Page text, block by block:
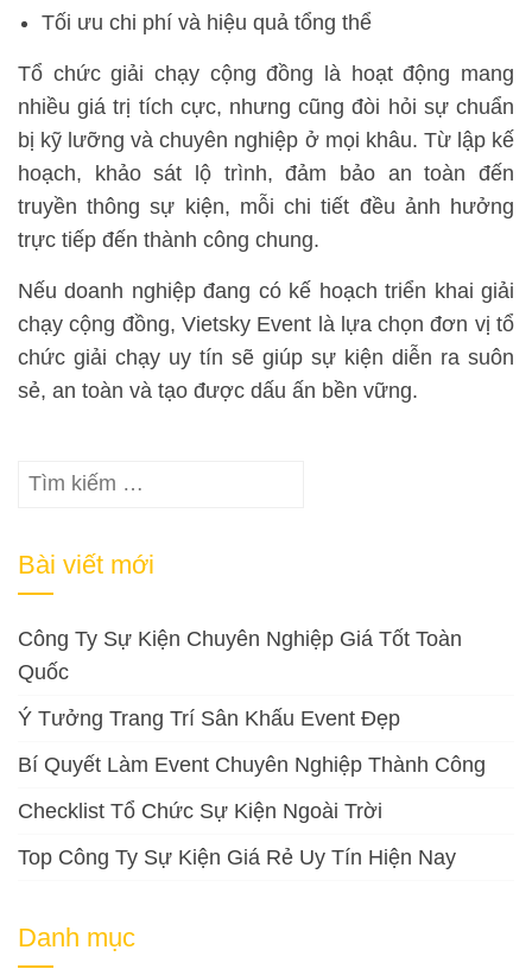
Tối ưu chi phí và hiệu quả tổng thể
Tổ chức giải chạy cộng đồng là hoạt động mang
nhiều giá trị tích cực, nhưng cũng đòi hỏi sự chuẩn
bị kỹ lưỡng và chuyên nghiệp ở mọi khâu. Từ lập kế
hoạch, khảo sát lộ trình, đảm bảo an toàn đến
truyền thông sự kiện, mỗi chi tiết đều ảnh hưởng
trực tiếp đến thành công chung.
Nếu doanh nghiệp đang có kế hoạch triển khai giải
chạy cộng đồng, Vietsky Event là lựa chọn đơn vị tổ
chức giải chạy uy tín sẽ giúp sự kiện diễn ra suôn
sẻ, an toàn và tạo được dấu ấn bền vững.
Tìm
Bài viết mới
Công Ty Sự Kiện Chuyên Nghiệp Giá Tốt Toàn
Quốc
Ý Tưởng Trang Trí Sân Khấu Event Đẹp
Bí Quyết Làm Event Chuyên Nghiệp Thành Công
Checklist Tổ Chức Sự Kiện Ngoài Trời
Top Công Ty Sự Kiện Giá Rẻ Uy Tín Hiện Nay
Danh mục